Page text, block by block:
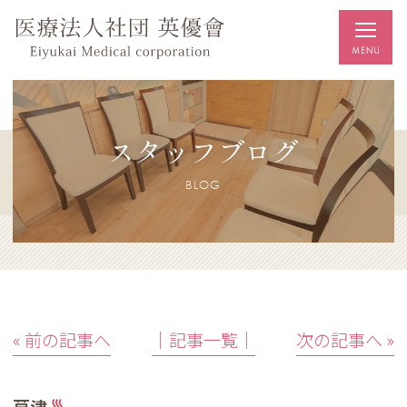
スタッフブログ
BLOG
« 前の記事へ │記事一覧│ 次の記事へ »